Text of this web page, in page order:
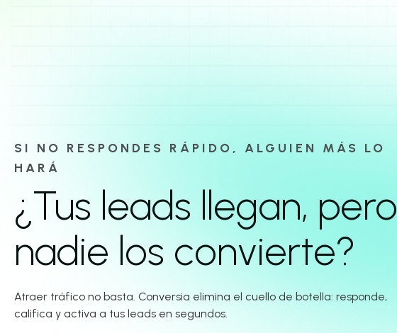
SI NO RESPONDES RÁPIDO, ALGUIEN MÁS LO
HARÁ
¿Tus leads llegan, pero
nadie los convierte?
Atraer tráfico no basta. Conversia elimina el cuello de botella: responde,
califica y activa a tus leads en segundos.